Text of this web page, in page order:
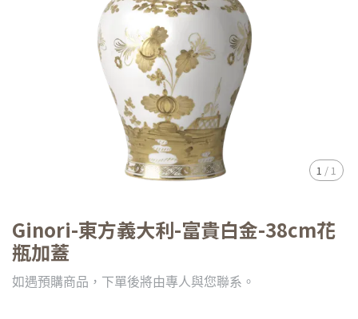
1 / 1
Ginori-東方義大利-富貴白金-38cm花
瓶加蓋
如遇預購商品，下單後將由專人與您聯系。